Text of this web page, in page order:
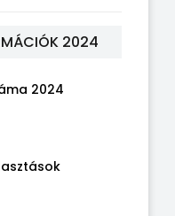
2024
2024